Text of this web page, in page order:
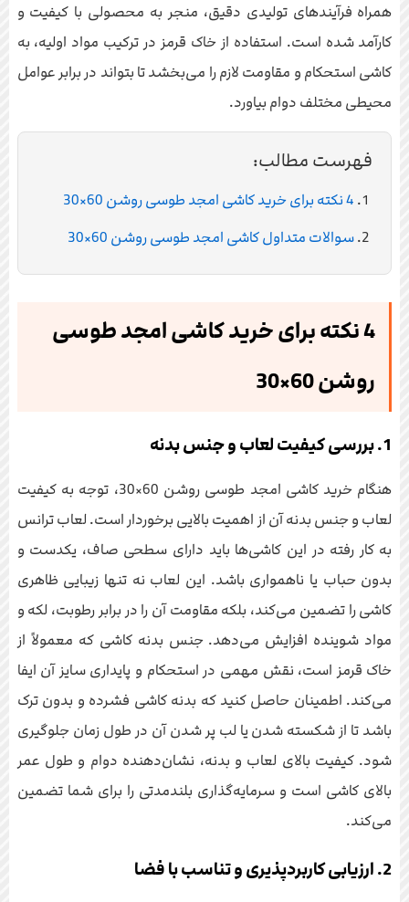
همراه فرآیندهای تولیدی دقیق، منجر به محصولی با کیفیت و
کارآمد شده است. استفاده از خاک قرمز در ترکیب مواد اولیه، به
کاشی استحکام و مقاومت لازم را می‌بخشد تا بتواند در برابر عوامل
محیطی مختلف دوام بیاورد.
فهرست مطالب:
4 نکته برای خرید کاشی امجد طوسی روشن 60×30
سوالات متداول کاشی امجد طوسی روشن 60×30
4 نکته برای خرید کاشی امجد طوسی
روشن 60×30
1. بررسی کیفیت لعاب و جنس بدنه
هنگام خرید کاشی امجد طوسی روشن 60×30، توجه به کیفیت
لعاب و جنس بدنه آن از اهمیت بالایی برخوردار است. لعاب ترانس
به کار رفته در این کاشی‌ها باید دارای سطحی صاف، یکدست و
بدون حباب یا ناهمواری باشد. این لعاب نه تنها زیبایی ظاهری
کاشی را تضمین می‌کند، بلکه مقاومت آن را در برابر رطوبت، لکه و
مواد شوینده افزایش می‌دهد. جنس بدنه کاشی که معمولاً از
خاک قرمز است، نقش مهمی در استحکام و پایداری سایز آن ایفا
می‌کند. اطمینان حاصل کنید که بدنه کاشی فشرده و بدون ترک
باشد تا از شکسته شدن یا لب پر شدن آن در طول زمان جلوگیری
شود. کیفیت بالای لعاب و بدنه، نشان‌دهنده دوام و طول عمر
بالای کاشی است و سرمایه‌گذاری بلندمدتی را برای شما تضمین
می‌کند.
2. ارزیابی کاربردپذیری و تناسب با فضا